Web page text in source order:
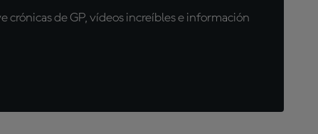
crónicas de GP, vídeos increíbles e información